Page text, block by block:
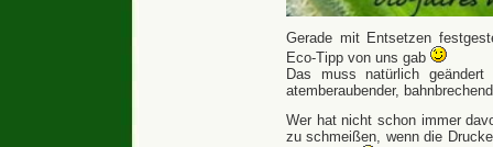
Gerade mit Entsetzen
Eco-Tipp von uns gab
Das muss natürlich
atemberaubender,
Wer hat nicht schon immer
zu schmeißen, wenn die